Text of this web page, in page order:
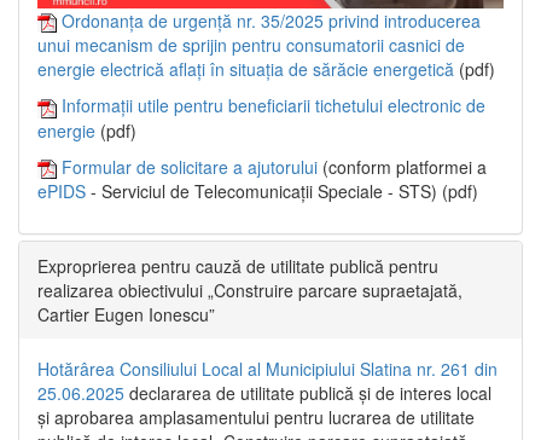
Ordonanța de urgență nr. 35/2025 privind introducerea
unui mecanism de sprijin pentru consumatorii casnici de
energie electrică aflați în situația de sărăcie energetică (pdf)
Informații utile pentru beneficiarii tichetului electronic de
energie (pdf)
Formular de solicitare a ajutorului (conform platformei a
ePIDS - Serviciul de Telecomunicații Speciale - STS) (pdf)
Exproprierea pentru cauză de utilitate publică pentru
realizarea obiectivului „Construire parcare supraetajată,
Cartier Eugen Ionescu”
Hotărârea Consiliului Local al Municipiului Slatina nr. 261 din
25.06.2025 declararea de utilitate publică și de interes local
și aprobarea amplasamentului pentru lucrarea de utilitate